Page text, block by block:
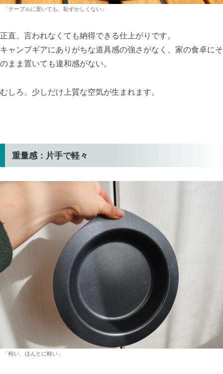
「テーブルに置いても、恥ずかしくない」
正直、言われなくても納得できる仕上がりです。
キャンプギアにありがちな道具感の強さがなく、家の食卓にそ
のまま置いても違和感がない。
むしろ、少しだけ上質な空気が生まれます。
重量感：片手で軽々
「軽い、ほんとに軽い」